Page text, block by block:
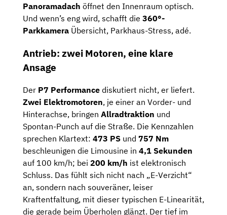
Panoramadach öffnet den Innenraum optisch.
Und wenn’s eng wird, schafft die 360°-
Parkkamera Übersicht, Parkhaus-Stress, adé.
Antrieb: zwei Motoren, eine klare
Ansage
Der P7 Performance diskutiert nicht, er liefert.
Zwei Elektromotoren, je einer an Vorder- und
Hinterachse, bringen Allradtraktion und
Spontan-Punch auf die Straße. Die Kennzahlen
sprechen Klartext: 473 PS und 757 Nm
beschleunigen die Limousine in 4,1 Sekunden
auf 100 km/h; bei 200 km/h ist elektronisch
Schluss. Das fühlt sich nicht nach „E-Verzicht“
an, sondern nach souveräner, leiser
Kraftentfaltung, mit dieser typischen E-Linearität,
die gerade beim Überholen glänzt. Der tief im